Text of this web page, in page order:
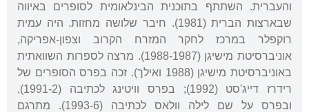
והעברית. השתתף בתוכנית הבינלאומית לסופרים באיווה
שבארצות הברית (1981). חיבר שלושה מחזות. היה עמית
רוקפלר במרכז לחקר המזרח הקרוב וצפון-אפריקה,
אוניברסיטת מישיגן (1988-1987). מרצה לספרות השוואתית
באוניברסיטת מישיגן (1988 ואילך). זכה בפרס הסופרים של
רידרז דייג'סט (1992); בפרס וויטינג לכתיבה (1991-2),
ובפרס על שם לילה וולאס לכתיבה (1993-6). מתרגם